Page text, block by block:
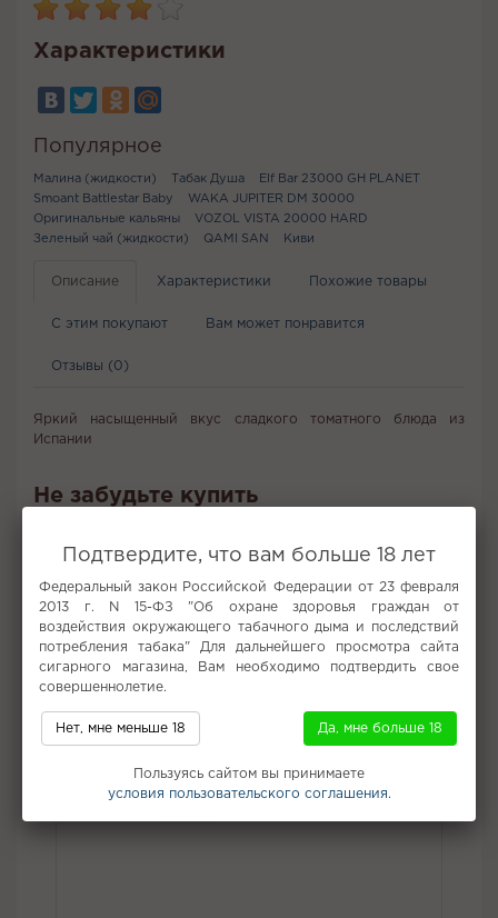
Характеристики
Популярное
Малина (жидкости) Табак Душа
Elf Bar 23000 GH PLANET
Smoant Battlestar Baby
WAKA JUPITER DM 30000
Оригинальные кальяны
VOZOL VISTA 20000 HARD
Зеленый чай (жидкости)
QAMI SAN Киви
Описание Характеристики Похожие товары
С этим покупают Вам может понравится
Отзывы (0)
Яркий насыщенный вкус сладкого томатного блюда из
Испании
Не забудьте купить
Подтвердите, что вам больше 18 лет
Федеральный закон Российской Федерации от 23 февраля
2013 г. N 15-ФЗ "Об охране здоровья граждан от
воздействия окружающего табачного дыма и последствий
потребления табака" Для дальнейшего просмотра сайта
сигарного магазина, Вам необходимо подтвердить свое
совершеннолетие.
Нет, мне меньше 18 Да, мне больше 18
Пользуясь сайтом вы принимаете
условия пользовательского соглашения.